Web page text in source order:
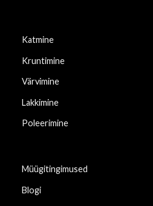
Katmine
Kruntimine
Värvimine
Lakkimine
Poleerimine
Müügitingimused
Blogi